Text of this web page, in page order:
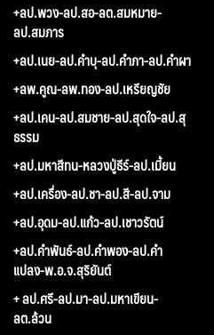
+ลป.พวง-ลป.สอ-ลต.สมหมาย-
ลป.สมภาร
+ลป.เนย-ลป.คำบุ-ลป.คำภา-ลป.คำผา
+ลพ.คูณ-ลพ.ทอง-ลป.เหรียญชัย
+ลป.เคน-ลป.สมชาย-ลป.สุดใจ-ลป.สุ
ธรรม
+ลป.มหาสีทน-หลวงปู่ธีร์-ลป.เมี้ยน
+ลป.เครื่อง-ลป.ชา-ลป.สี-ลป.จาม
+ลป.อุดม-ลป.แก้ว-ลป.เชาวรัตน์
+ลป.คำพันธ์-ลป.คำพอง-ลป.คำ
แปลง-พ.อ.จ.สุริยันต์
+ ลป.ศรี-ลป.มา-ลป.มหาเขียน-
ลต.ล้วน